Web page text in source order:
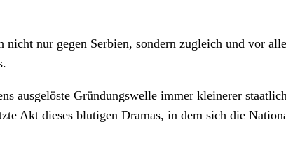
nur gegen Serbien, sondern zugleich und vor
ausgelöste Gründungswelle immer kleinerer
Akt dieses blutigen Dramas, in dem sich die